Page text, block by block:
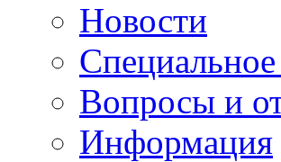
Новости
Вопросы и
Информация